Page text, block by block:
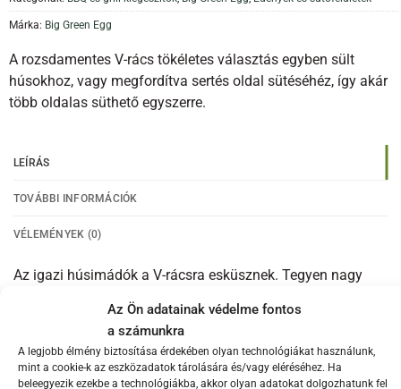
Az Ön adatainak védelme fontos
a számunkra
A legjobb élmény biztosítása érdekében olyan technológiákat használunk,
mint a cookie-k az eszközadatok tárolására és/vagy eléréséhez. Ha
beleegyezik ezekbe a technológiákba, akkor olyan adatokat dolgozhatunk fel
Márka: Big Green Egg
A rozsdamentes V-rács tökéletes választás egyben sült
húsokhoz, vagy megfordítva sertés oldal sütéséhéz, így akár
több oldalas süthető egyszerre.
LEÍRÁS
TOVÁBBI INFORMÁCIÓK
VÉLEMÉNYEK (0)
Az igazi húsimádók a V-rácsra esküsznek. Tegyen nagy
rácsra, és helyezze megfelelő méretű téglalap alakú
csöpögtető tálcára, ami majd felfogja a lecsöpögő zsírt és
szaftot. Helyezze a csepegtetőtálcával a Tojás rácsára. Ez
a közvetett sütési mód biztosítja, hogy az elkészült fogás